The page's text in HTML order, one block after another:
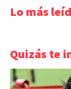
Lo más
Quizás te